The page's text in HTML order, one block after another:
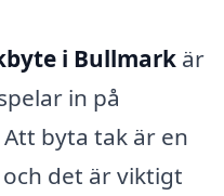
i Bullmark är
in på
byta tak är en
det är viktigt